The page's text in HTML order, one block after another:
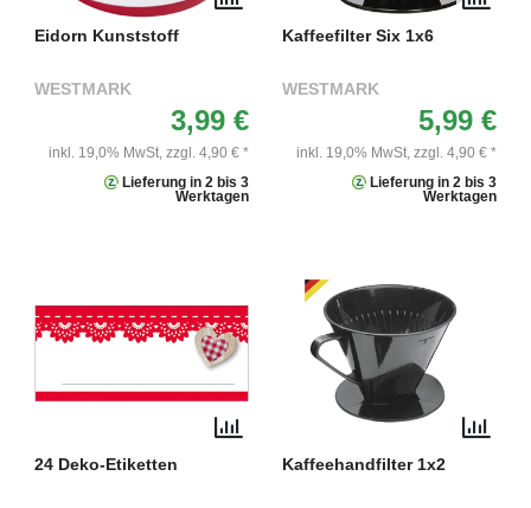
Eidorn Kunststoff
WESTMARK
3,99 €
inkl. 19,0% MwSt, zzgl. 4,90 € *
Lieferung in 2 bis 3
Werktagen
Kaffeefilter Six 1x6
WESTMARK
5,99 €
inkl. 19,0% MwSt, zzgl. 4,90 € *
Lieferung in 2 bis 3
Werktagen
24 Deko-Etiketten Kaffeehandfilter 1x2